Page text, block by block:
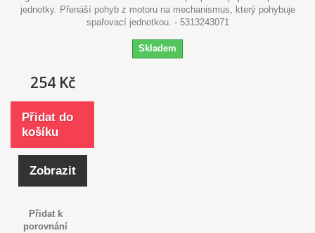
jednotky. Přenáší pohyb z motoru na mechanismus, který pohybuje
spařovací jednotkou. - 5313243071
Skladem
254 Kč
Přidat do
košíku
Zobrazit
Přidat k
porovnání